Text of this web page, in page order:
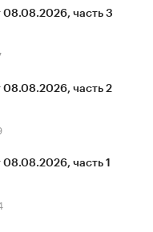
часть 3
часть 2
часть 1